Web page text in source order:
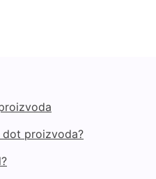
proizvoda?